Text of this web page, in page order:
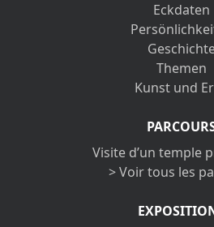
Eckdaten
Themen
Kunst und
Visite d’un temple
> Voir tous les